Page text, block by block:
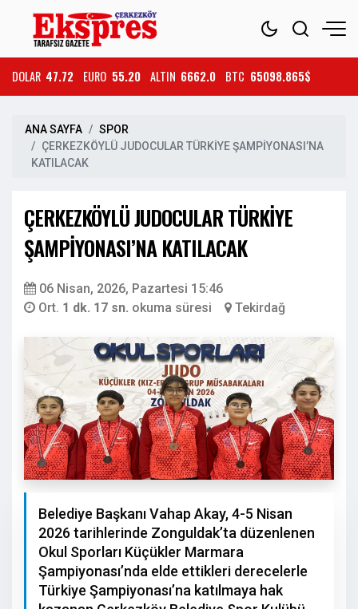
DOLAR 47.72 EURO 55.20 ALTIN 6662.0 BTC 65098.865$
ANA SAYFA
SPOR
ÇERKEZKÖYLÜ JUDOCULAR TÜRKİYE ŞAMPİYONASI’NA
KATILACAK
ÇERKEZKÖYLÜ JUDOCULAR TÜRKİYE
ŞAMPİYONASI’NA KATILACAK
06 Nisan, 2026, Pazartesi 15:46
Ort. 1 dk. 17 sn. okuma süresi Tekirdağ
Belediye Başkanı Vahap Akay, 4-5 Nisan
2026 tarihlerinde Zonguldak’ta düzenlenen
Okul Sporları Küçükler Marmara
Şampiyonası’nda elde ettikleri derecelerle
Türkiye Şampiyonası’na katılmaya hak